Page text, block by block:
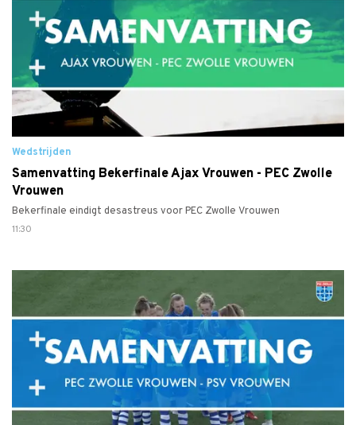
Wedstrijden
Samenvatting Bekerfinale Ajax Vrouwen - PEC Zwolle
Vrouwen
Bekerfinale eindigt desastreus voor PEC Zwolle Vrouwen
11:30